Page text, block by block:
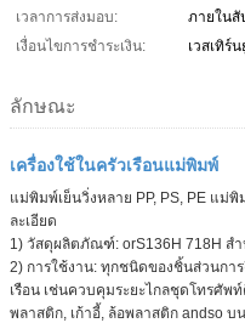
เวลาการส่งมอบ:
ภายใน
เงื่อนไขการชำระเงิน:
เวสเทิร์น
ลักษณะ
เครื่องใช้ในครัวเรือนแม่พิมพ์
แม่พิมพ์เย็นวิ่งหลาย PP, PS, PE แม่
ละเอียด
1) วัสดุผลิตภัณฑ์: orS136H 718H ส
2) การใช้งาน: ทุกชนิดของชิ้นส่วนก
เรือน เช่นควบคุมระยะไกลชุดโทรศัพ
พลาสติก, เก้าอี้, ล้อพลาสติก andso บน